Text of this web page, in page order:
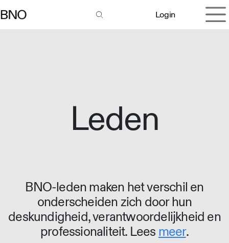
Login
Leden
BNO-leden maken het verschil en
onderscheiden zich door hun
deskundigheid, verantwoordelijkheid en
professionaliteit. Lees meer.